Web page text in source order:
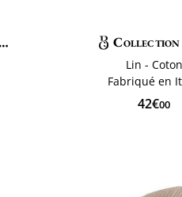
Collection
Lin - Coton
Fabriqué en
42€00